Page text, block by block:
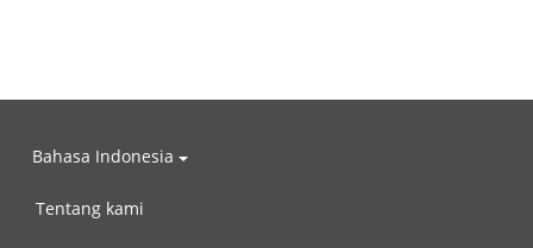
Bahasa Indonesia
Tentang kami